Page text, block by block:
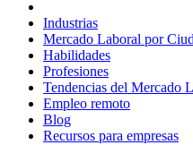
Industrias
Mercado Laboral por
Habilidades
Profesiones
Tendencias del Mercado
Empleo remoto
Blog
Recursos para empresas